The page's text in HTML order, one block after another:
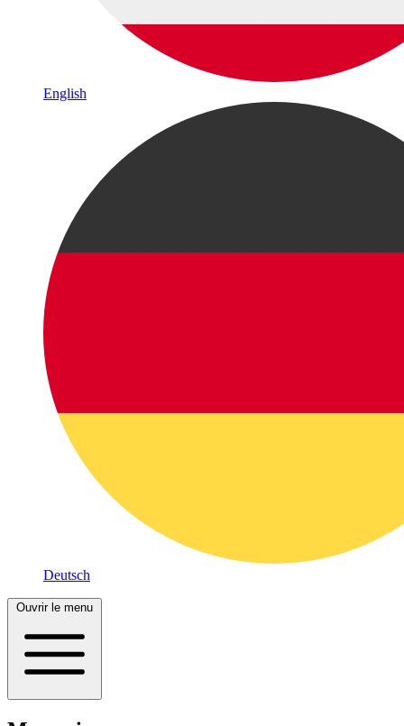
English
Deutsch
Ouvrir le menu